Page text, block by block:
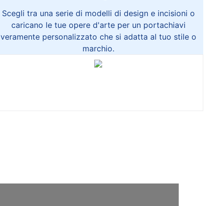
Scegli tra una serie di modelli di design e incisioni o
caricano le tue opere d'arte per un portachiavi
veramente personalizzato che si adatta al tuo stile o
marchio.